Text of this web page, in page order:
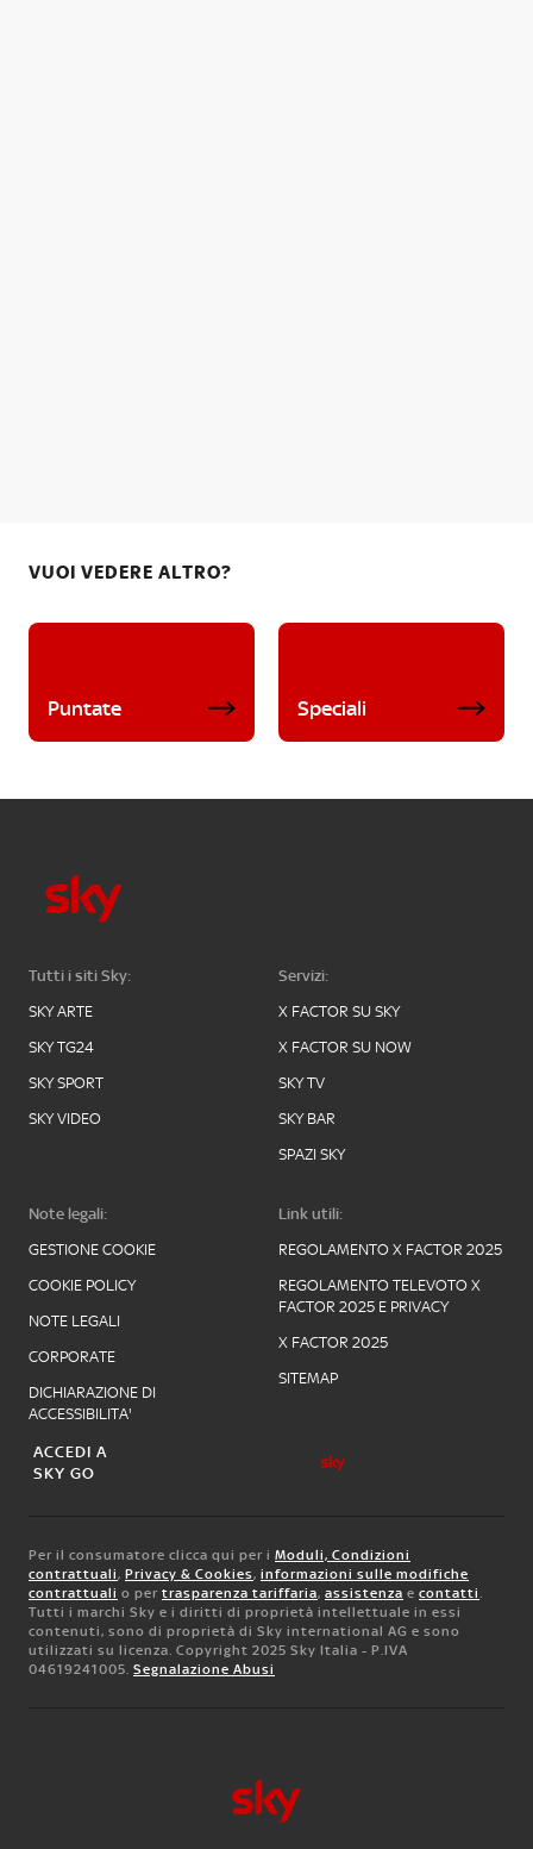
VUOI VEDERE ALTRO?
Puntate Speciali
Tutti i siti Sky:
SKY ARTE
SKY TG24
SKY SPORT
SKY VIDEO
Servizi:
X FACTOR SU SKY
X FACTOR SU NOW
SKY TV
SKY BAR
SPAZI SKY
Note legali:
GESTIONE COOKIE
COOKIE POLICY
NOTE LEGALI
CORPORATE
DICHIARAZIONE DI
ACCESSIBILITA'
Link utili:
REGOLAMENTO X FACTOR 2025
REGOLAMENTO TELEVOTO X
FACTOR 2025 E PRIVACY
X FACTOR 2025
SITEMAP
ACCEDI A
SKY GO
Per il consumatore clicca qui per i Moduli, Condizioni
contrattuali, Privacy & Cookies, informazioni sulle modifiche
contrattuali o per trasparenza tariffaria, assistenza e contatti.
Tutti i marchi Sky e i diritti di proprietà intellettuale in essi
contenuti, sono di proprietà di Sky international AG e sono
utilizzati su licenza. Copyright 2025 Sky Italia - P.IVA
04619241005. Segnalazione Abusi